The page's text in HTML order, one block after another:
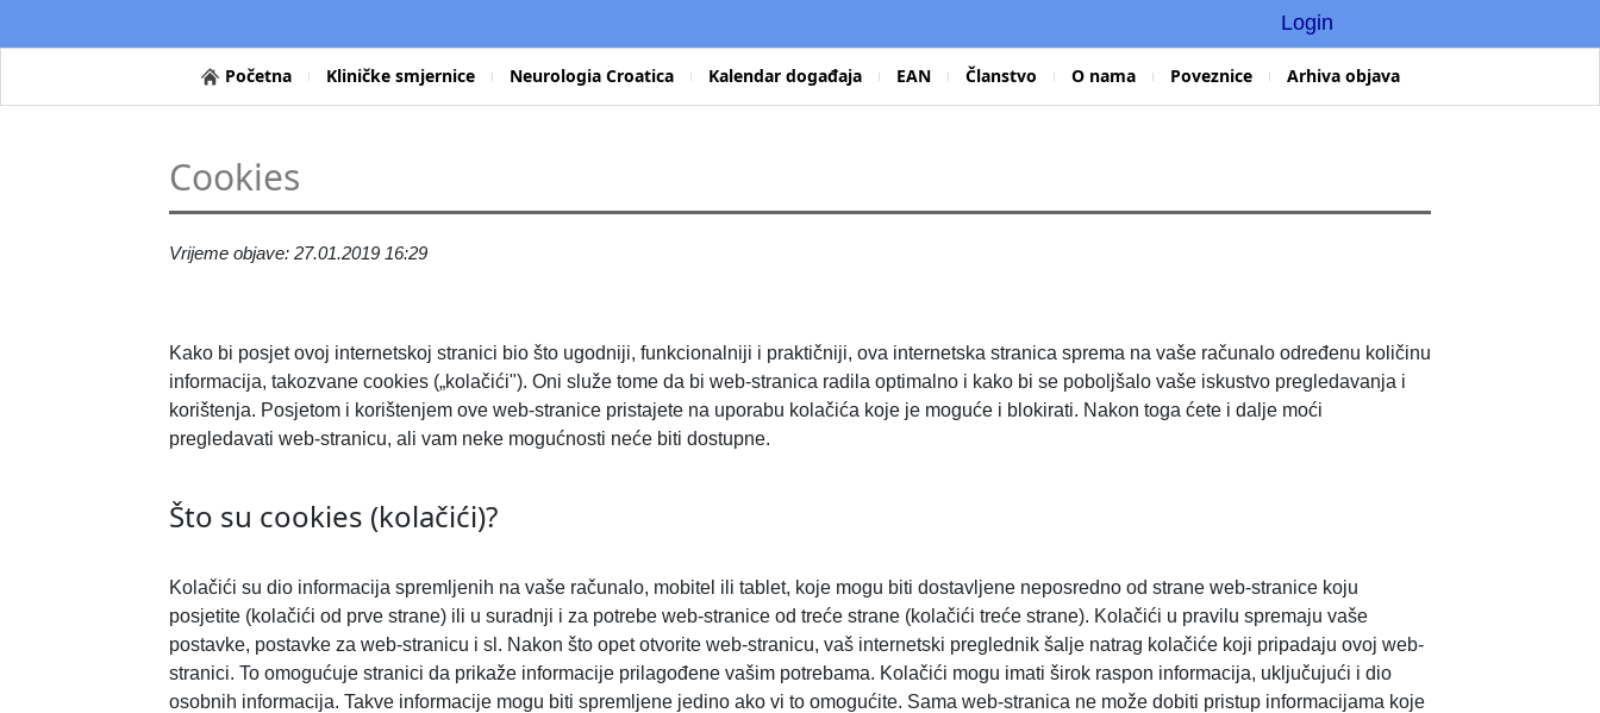
Login
Početna Kliničke smjernice Neurologia Croatica Kalendar događaja EAN Članstvo O nama Poveznice Arhiva objava
Cookies
Vrijeme objave: 27.01.2019 16:29
Kako bi posjet ovoj internetskoj stranici bio što ugodniji, funkcionalniji i praktičniji, ova internetska stranica sprema na vaše računalo određenu količinu
informacija, takozvane cookies („kolačići"). Oni služe tome da bi web-stranica radila optimalno i kako bi se poboljšalo vaše iskustvo pregledavanja i
korištenja. Posjetom i korištenjem ove web-stranice pristajete na uporabu kolačića koje je moguće i blokirati. Nakon toga ćete i dalje moći
pregledavati web-stranicu, ali vam neke mogućnosti neće biti dostupne.
Što su cookies (kolačići)?
Kolačići su dio informacija spremljenih na vaše računalo, mobitel ili tablet, koje mogu biti dostavljene neposredno od strane web-stranice koju
posjetite (kolačići od prve strane) ili u suradnji i za potrebe web-stranice od treće strane (kolačići treće strane). Kolačići u pravilu spremaju vaše
postavke, postavke za web-stranicu i sl. Nakon što opet otvorite web-stranicu, vaš internetski preglednik šalje natrag kolačiće koji pripadaju ovoj web-
stranici. To omogućuje stranici da prikaže informacije prilagođene vašim potrebama. Kolačići mogu imati širok raspon informacija, uključujući i dio
osobnih informacija. Takve informacije mogu biti spremljene jedino ako vi to omogućite. Sama web-stranica ne može dobiti pristup informacijama koje